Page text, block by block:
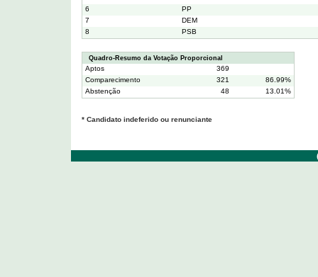
6
PP
7
DEM
8
PSB
Quadro-Resumo da Votação Proporcional
Aptos
369
Comparecimento
321
86.99%
Abstenção
48 13.01%
* Candidato indeferido ou renunciante